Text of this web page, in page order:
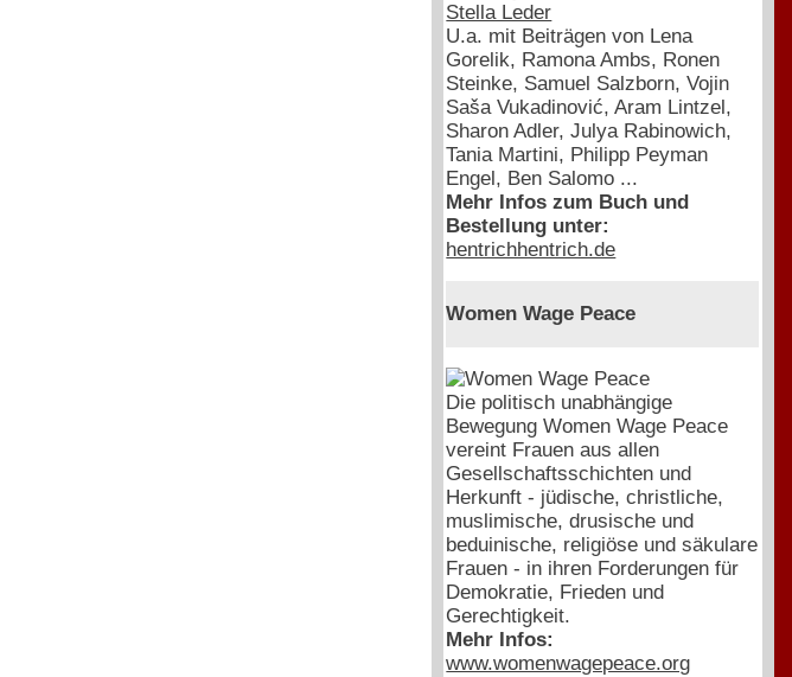
U.a. mit Beiträgen von Lena
Gorelik, Ramona Ambs, Ronen
Steinke, Samuel Salzborn, Vojin
Saša Vukadinović, Aram Lintzel,
Sharon Adler, Julya Rabinowich,
Tania Martini, Philipp Peyman
Engel, Ben Salomo ...
Mehr Infos zum Buch und
Bestellung unter:
hentrichhentrich.de
Women Wage Peace
Die politisch unabhängige
Bewegung Women Wage Peace
vereint Frauen aus allen
Gesellschaftsschichten und
Herkunft - jüdische, christliche,
muslimische, drusische und
beduinische, religiöse und säkulare
Frauen - in ihren Forderungen für
Demokratie, Frieden und
Gerechtigkeit.
Mehr Infos:
www.womenwagepeace.org